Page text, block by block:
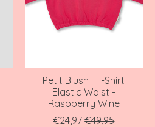
Petit Blush | T-Shirt
Elastic Waist -
Raspberry Wine
€24,97 €49,95